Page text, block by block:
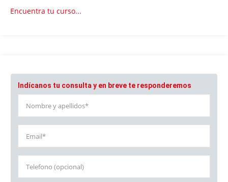
Encuentra tu curso...
Indícanos tu consulta y en breve te responderemos